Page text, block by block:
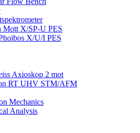
Mott X/SP-U PES
X/U/I PES
Axioskop 2 mot
RT UHV STM/AFM
Mechanics
Analysis